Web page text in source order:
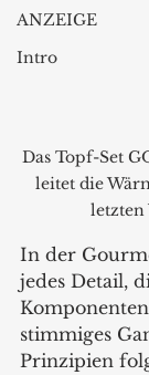
ANZEIGE
Intro
Das Topf-Set
leitet die
letzten
In der
jedes Detail,
stimmiges
Prinzipien